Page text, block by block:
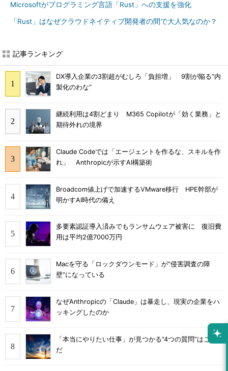
Microsoftがプログラミング言語「Rust」への支援を強化
「Rust」はなぜクラウドネイティブ開発者の間で大人気なのか？
記事ランキング
DX導入企業の3割超がむしろ「負担増」 9割が陥る“内
製化のわな”
継続利用は4割どまり M365 Copilotが「効く業務」と
期待外れの境界
Claude Codeでは「エージェントを作るな、スキルを作
れ」 Anthropicが示すAI構築術
Broadcom値上げで加速するVMware移行 HPE幹部が
明かすAI時代の備え
多要素認証導入済みでもランサムウェア被害に 復旧費
用は平均2億7000万円
Macを守る「ロックダウンモード」が“侵害調査の障
壁”になっている
なぜAnthropicの「Claude」は暴走し、現実の企業をハ
ッキングしたのか
「本当にやりたい仕事」が見つかる“4つの質問”はこれ
だ